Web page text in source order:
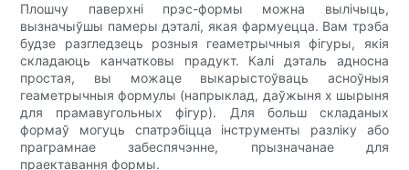
Плошчу паверхні прэс-формы можна вылічыць,
вызначыўшы памеры дэталі, якая фармуецца. Вам трэба
будзе разгледзець розныя геаметрычныя фігуры, якія
складаюць канчатковы прадукт. Калі дэталь адносна
простая, вы можаце выкарыстоўваць асноўныя
геаметрычныя формулы (напрыклад, даўжыня х шырыня
для прамавугольных фігур). Для больш складаных
формаў могуць спатрэбіцца інструменты разліку або
праграмнае забеспячэнне, прызначанае для
праектавання формы.